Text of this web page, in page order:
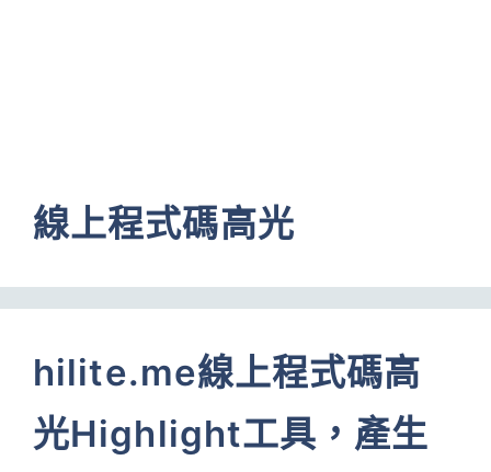
線上程式碼高光
hilite.me線上程式碼高
光Highlight工具，產生